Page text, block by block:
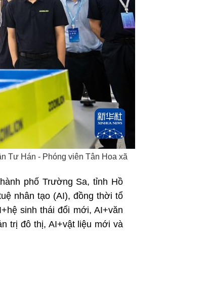
Tư Hán - Phóng viên Tân Hoa xã
phố Trường Sa, tỉnh Hồ
nhân tạo (AI), đồng thời tổ
sinh thái đổi mới, AI+văn
trị đô thị, AI+vật liệu mới và